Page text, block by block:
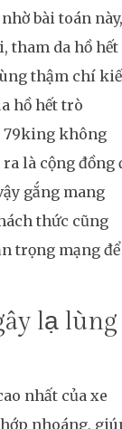
bài toán này,
tham da hồ hết
thậm chí
hồ hết trò
79king không
là cộng đồng
gắng mang
thức cũng
trọng mạng để
lạ lùng
nhất của xe
nhoáng,